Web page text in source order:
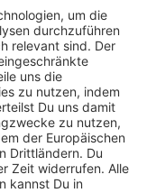
auf Rechnung